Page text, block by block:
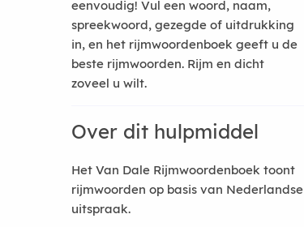
eenvoudig! Vul een woord, naam,
spreekwoord, gezegde of uitdrukking
in, en het rijmwoordenboek geeft u de
beste rijmwoorden. Rijm en dicht
zoveel u wilt.
Over dit hulpmiddel
Het Van Dale Rijmwoordenboek toont
rijmwoorden op basis van Nederlandse
uitspraak.